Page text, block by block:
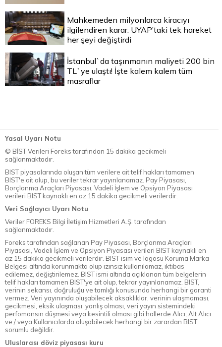
Mahkemeden milyonlarca kiracıyı
ilgilendiren karar: UYAP’taki tek hareket
her şeyi değiştirdi
İstanbul`da taşınmanın maliyeti 200 bin
TL`ye ulaştı! İşte kalem kalem tüm
masraflar
Yasal Uyarı Notu
© BİST Verileri Foreks tarafından 15 dakika gecikmeli
sağlanmaktadır.
BIST piyasalarında oluşan tüm verilere ait telif hakları tamamen
BIST'e ait olup, bu veriler tekrar yayınlanamaz. Pay Piyasası,
Borçlanma Araçları Piyasası, Vadeli İşlem ve Opsiyon Piyasası
verileri BIST kaynaklı en az 15 dakika gecikmeli verilerdir.
Veri Sağlayıcı Uyarı Notu
Veriler FOREKS Bilgi İletişim Hizmetleri A.Ş. tarafından
sağlanmaktadır.
Foreks tarafından sağlanan Pay Piyasası, Borçlanma Araçları
Piyasası, Vadeli İşlem ve Opsiyon Piyasası verileri BIST kaynaklı en
az 15 dakika gecikmeli verilerdir. BIST isim ve logosu Koruma Marka
Belgesi altında korunmakta olup izinsiz kullanılamaz, iktibas
edilemez, değiştirilemez. BIST ismi altında açıklanan tüm belgelerin
telif hakları tamamen BIST'ye ait olup, tekrar yayınlanamaz. BIST,
verinin sekansı, doğruluğu ve tamlığı konusunda herhangi bir garanti
vermez. Veri yayınında oluşabilecek aksaklıklar, verinin ulaşmaması,
gecikmesi, eksik ulaşması, yanlış olması, veri yayın sistemindeki
perfomansın düşmesi veya kesintili olması gibi hallerde Alıcı, Alt Alıcı
ve / veya Kullanıcılarda oluşabilecek herhangi bir zarardan BIST
sorumlu değildir.
Uluslarası döviz piyasası kuru